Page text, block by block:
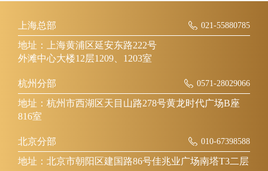
上海总部 021-55880785
地址：上海黄浦区延安东路222号
外滩中心大楼12层1209、1203室
杭州分部 0571-28029066
地址：杭州市西湖区天目山路278号黄龙时代广场B座
816室
北京分部 010-67398588
地址：北京市朝阳区建国路86号佳兆业广场南塔T3二层